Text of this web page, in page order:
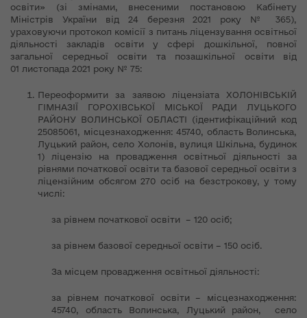
освіти» (зі змінами, внесеними постановою Кабінету
Міністрів України від 24 березня 2021 року № 365),
ураховуючи протокол комісії з питань ліцензування освітньої
діяльності закладів освіти у сфері дошкільної, повної
загальної середньої освіти та позашкільної освіти від
01 листопада 2021 року № 75:
Переоформити за заявою ліцензіата ХОЛОНІВСЬКІЙ
ГІМНАЗІЇ ГОРОХІВСЬКОЇ МІСЬКОЇ РАДИ ЛУЦЬКОГО
РАЙОНУ ВОЛИНСЬКОЇ ОБЛАСТІ (ідентифікаційний код
25085061, місцезнаходження: 45740, область Волинська,
Луцький район, село Холонів, вулиця Шкільна, будинок
1) ліцензію на провадження освітньої діяльності за
рівнями початкової освіти та базової середньої освіти з
ліцензійним обсягом 270 осіб на безстрокову, у тому
числі:
за рівнем початкової освіти – 120 осіб;
за рівнем базової середньої освіти – 150 осіб.
За місцем провадження освітньої діяльності:
за рівнем початкової освіти – місцезнаходження:
45740, область Волинська, Луцький район, село